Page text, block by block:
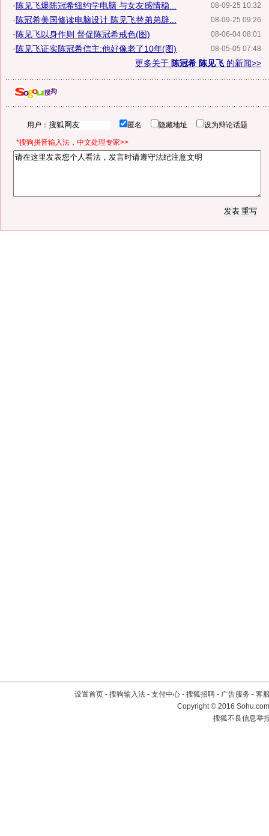
08-09-25 10:32
· 陈见飞爆陈冠希纽约学电脑 与女友感情稳...
08-09-25 09:26
· 陈冠希美国修读电脑设计 陈见飞替弟弟辟...
08-06-04 08:01
· 陈见飞以身作则 督促陈冠希戒色(图)
08-05-05 07:48
· 陈见飞证实陈冠希信主:他好像老了10年(图)
更多关于 陈冠希 陈见飞 的新闻>>
用户： 匿名 隐藏地址 设为辩论话题
*搜狗拼音输入法，中文处理专家>>
设置首页 - 搜狗输入法 - 支付中心 - 搜狐招聘 - 广告服务 - 客
Copyright©2016
搜狐不良信息举